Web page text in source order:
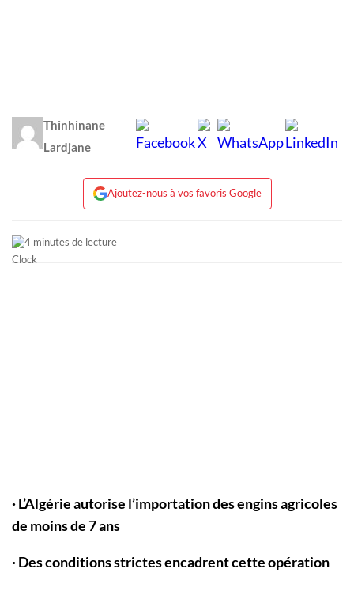
Thinhinane
Lardjane
Ajoutez-nous à vos favoris Google
4 minutes de lecture
· L’Algérie autorise l’importation des engins agricoles
de moins de 7 ans
· Des conditions strictes encadrent cette opération